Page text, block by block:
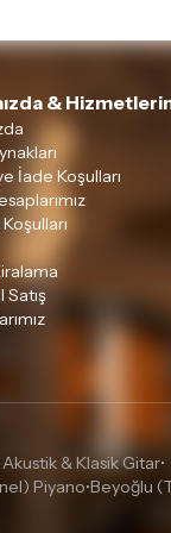
&
İade Koşulları
Satış
& Klasik Gitar•
Piyano•Beyoğlu